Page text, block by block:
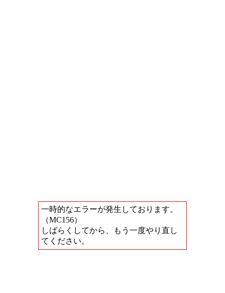
一時的なエラーが発生しております。
（MC156）
しばらくしてから、もう一度やり直し
てください。